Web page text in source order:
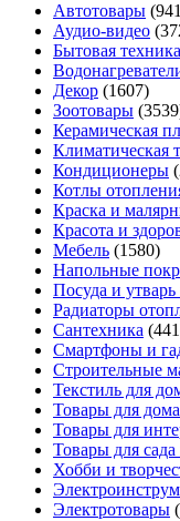
Автотовары
Аудио-видео
Бытовая техника
Декор (1607)
Зоотовары
Керамическая
Климатическая
Кондиционеры
Котлы
Краска и
Красота и
Мебель (1580)
Напольные
Посуда и утварь
Радиаторы
Сантехника
Смартфоны и
Строительные
Текстиль для
Товары для
Товары для
Товары для
Хобби и
Электротовары